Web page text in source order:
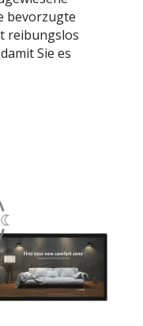
bevorzugte
reibungslos
Sie es